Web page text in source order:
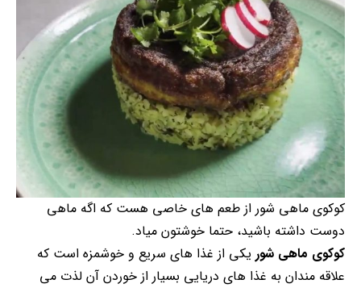
کوکوی ماهی‌ شور از طعم‌ های خاصی هست که اگه ماهی
دوست داشته باشید، حتما خوشتون میاد.
کوکوی ماهی شور یکی از غذا های سریع و خوشمزه است که
علاقه مندان به غذا های دریایی بسیار از خوردن آن لذت می